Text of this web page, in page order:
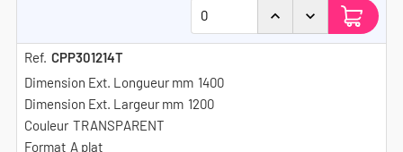
CPP301214T
1400
1200
TRANSPARENT
A plat